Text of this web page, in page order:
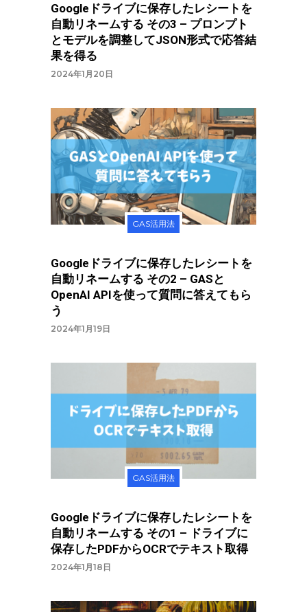
Googleドライブに保存したレシートを
自動リネームする その3 – プロンプト
とモデルを調整してJSON形式で応答結
果を得る
2024年1月20日
GAS活用法
Googleドライブに保存したレシートを
自動リネームする その2 – GASと
OpenAI APIを使って質問に答えてもら
う
2024年1月19日
GAS活用法
Googleドライブに保存したレシートを
自動リネームする その1 – ドライブに
保存したPDFからOCRでテキスト取得
2024年1月18日